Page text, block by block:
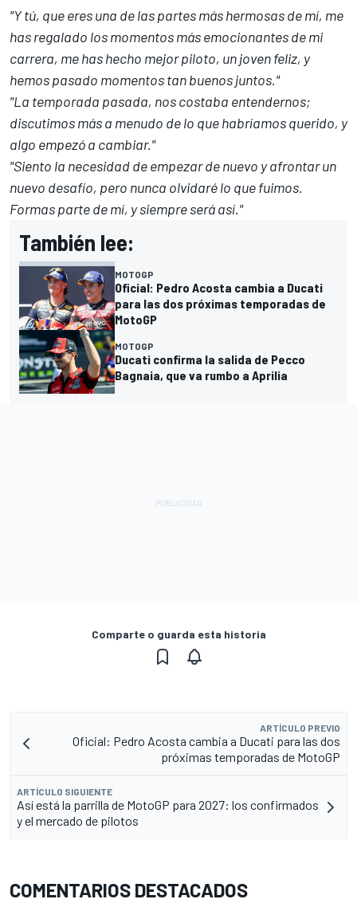
"Y tú, que eres una de las partes más hermosas de mí, me
has regalado los momentos más emocionantes de mi
carrera, me has hecho mejor piloto, un joven feliz, y
hemos pasado momentos tan buenos juntos."
"La temporada pasada, nos costaba entendernos;
discutimos más a menudo de lo que habríamos querido, y
algo empezó a cambiar."
"Siento la necesidad de empezar de nuevo y afrontar un
nuevo desafío, pero nunca olvidaré lo que fuimos.
Formas parte de mí, y siempre será así."
También lee:
MOTOGP
Oficial: Pedro Acosta cambia a Ducati
para las dos próximas temporadas de
MotoGP
MOTOGP
Ducati confirma la salida de Pecco
Bagnaia, que va rumbo a Aprilia
Comparte o guarda esta historia
ARTÍCULO PREVIO
Oficial: Pedro Acosta cambia a Ducati para las dos
próximas temporadas de MotoGP
ARTÍCULO SIGUIENTE
Así está la parrilla de MotoGP para 2027: los confirmados
y el mercado de pilotos
COMENTARIOS DESTACADOS